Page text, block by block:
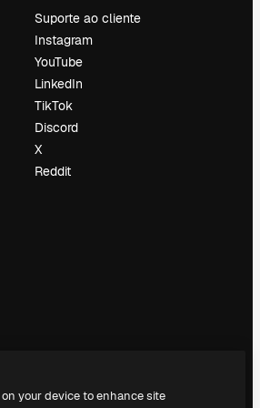
Suporte ao cliente
Instagram
YouTube
LinkedIn
TikTok
Discord
X
Reddit
your device to enhance site